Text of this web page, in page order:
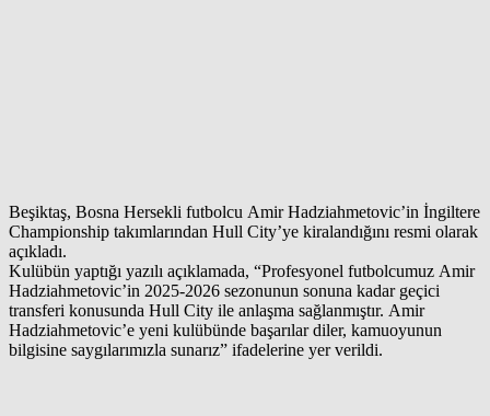
Beşiktaş, Bosna Hersekli futbolcu Amir Hadziahmetovic’in İngiltere
Championship takımlarından Hull City’ye kiralandığını resmi olarak
açıkladı.
Kulübün yaptığı yazılı açıklamada, “Profesyonel futbolcumuz Amir
Hadziahmetovic’in 2025-2026 sezonunun sonuna kadar geçici
transferi konusunda Hull City ile anlaşma sağlanmıştır. Amir
Hadziahmetovic’e yeni kulübünde başarılar diler, kamuoyunun
bilgisine saygılarımızla sunarız” ifadelerine yer verildi.